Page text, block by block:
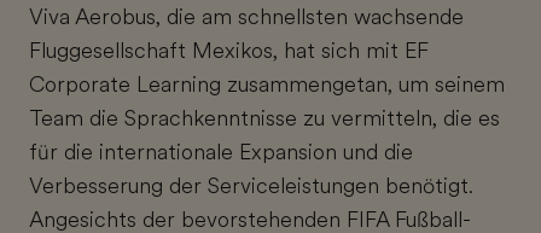
Viva Aerobus, die am schnellsten wachsende
Fluggesellschaft Mexikos, hat sich mit EF
Corporate Learning zusammengetan, um seinem
Team die Sprachkenntnisse zu vermitteln, die es
für die internationale Expansion und die
Verbesserung der Serviceleistungen benötigt.
Angesichts der bevorstehenden FIFA Fußball-